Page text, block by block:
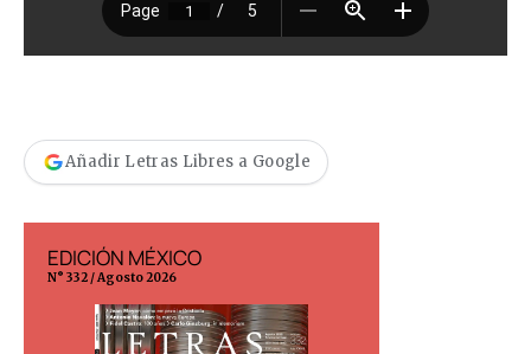
Añadir Letras Libres a Google
EDICIÓN MÉXICO
N° 332 / Agosto 2026